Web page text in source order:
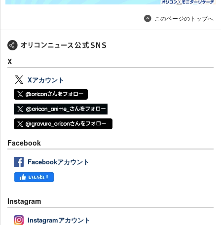
このページのトップへ
X
Xアカウント
Facebook
Facebookアカウント
Instagram
Instagramアカウント